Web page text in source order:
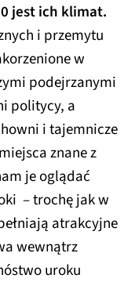
jest ich klimat.
i przemytu
w
podejrzanymi
politycy, a
i tajemnicze
znane z
je oglądać
– trochę jak w
atrakcyjne
wewnątrz
uroku